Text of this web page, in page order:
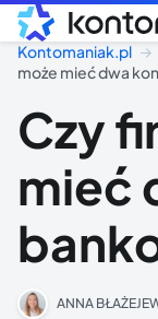
Kontomaniak.pl
może mieć dwa
Czy
mieć
ANNA